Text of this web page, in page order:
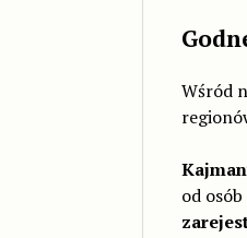
Wśród
od